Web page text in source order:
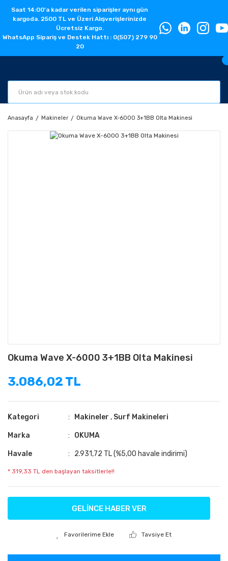
Saat 14:00'a kadar verilen siparişler aynı gün
kargoda. 2500 TL ve Üzeri Alışverişlerinizde
Ücretsiz Kargo.
WhatsApp Sipariş ve Destek Hattı : 0(507) 279 90
20
Anasayfa Makineler Okuma Wave X-6000 3+1BB Olta Makinesi
Okuma Wave X-6000 3+1BB Olta Makinesi
3.086,02 TL
Kategori Makineler , Surf Makineleri
Marka OKUMA
Havale 2.931,72 TL (%5,00 havale indirimi)
* 319,33 TL den başlayan taksitlerle!!
GELİNCE HABER VER
Tavsiye Et